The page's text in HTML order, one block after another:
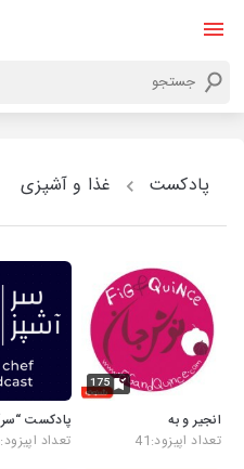
پادکست غذا و آشپزی
175
انجیر و به
تعداد اپیزود:41
پادکست
تعداد اپیزود:16